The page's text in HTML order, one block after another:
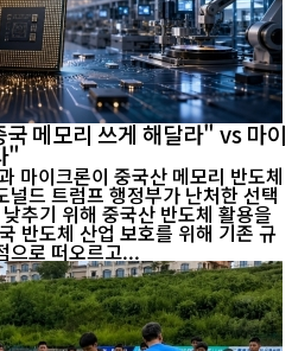
메모리 쓰게 해달라" vs 마이
"
마이크론이 중국산 메모리 반도체
드 트럼프 행정부가 난처한 선택
추기 위해 중국산 반도체 활용을
반도체 산업 보호를 위해 기존 규
으로 떠오르고...